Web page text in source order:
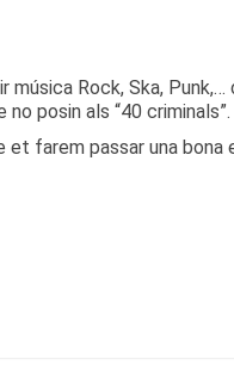
música Rock, Ska,
posin als “40 criminals”.
et farem passar una bona